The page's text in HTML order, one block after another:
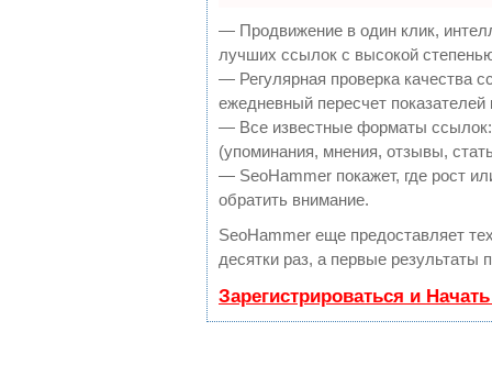
— Продвижение в один клик,
лучших ссылок с высокой
— Регулярная проверка качества
ежедневный пересчет показателей
— Все известные форматы
(упоминания, мнения, отзывы,
— SeoHammer покажет, где рост
обратить внимание.
SeoHammer еще предоставляет
десятки раз, а первые результаты
Зарегистрироваться и